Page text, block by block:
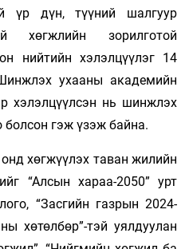
үр дүн, түүний шалгуур
хөгжлийн зорилготой
нийтийн хэлэлцүүлэг 14
ухааны академийн
хэлэлцүүлсэн нь шинжлэх
болсон гэж үзэж байна.
хөгжүүлэх таван жилийн
“Алсын хараа-2050” урт
“Засгийн газрын 2024-
хөтөлбөр”-тэй уялдуулан